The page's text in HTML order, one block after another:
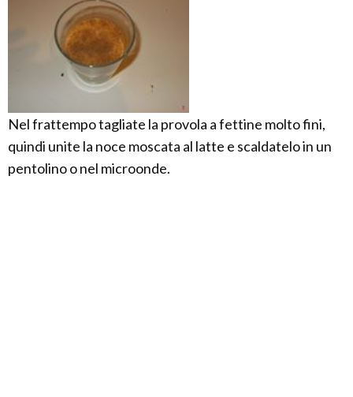
Nel frattempo tagliate la provola a fettine molto fini,
quindi unite la noce moscata al latte e scaldatelo in un
pentolino o nel microonde.